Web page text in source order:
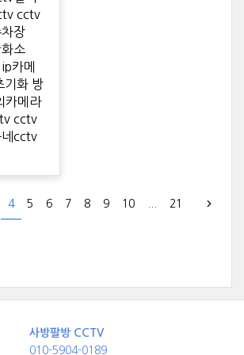
cctv
장
소
카메
기화 방
카메라
cctv
네cctv
4 5 6 7 8 9 10 21
사방팔방 CCTV
010-5904-0189